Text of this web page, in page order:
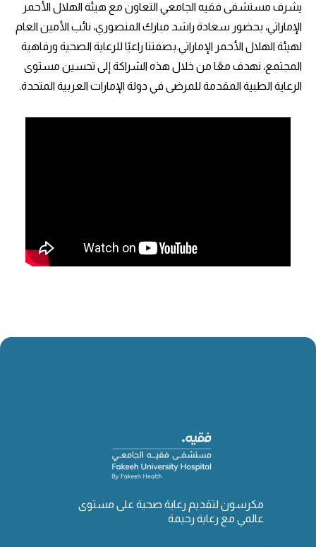
يشرف مستشفى فقيه الجامعي التعاون مع هيئة الهلال الأحمر
الإماراتي، بحضور سعادة راشد مبارك المنصوري، نائب الأمين العام
لهيئة الهلال الأحمر الإماراتي.بصفتنا راعيًا للرعاية الصحية ورفاهية
المجتمع، نهدف معًا من خلال هذه الشراكة إلى تحسين مستوى
الرعاية الطبية المقدمة للمرضى في دولة الإمارات العربية المتحدة.
مكرسون لتقديم رعاية صحية على مستوى
عالمي مع رعاية رحيمة